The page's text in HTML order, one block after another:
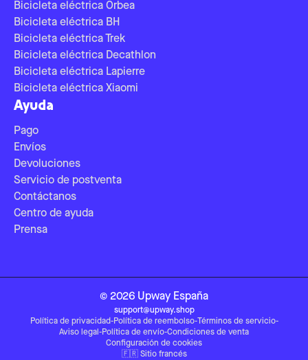
Bicicleta eléctrica Orbea
Bicicleta eléctrica BH
Bicicleta eléctrica Trek
Bicicleta eléctrica Decathlon
Bicicleta eléctrica Lapierre
Bicicleta eléctrica Xiaomi
Ayuda
Pago
Envíos
Devoluciones
Servicio de postventa
Contáctanos
Centro de ayuda
Prensa
© 2026 Upway España
support@upway.shop
Política de privacidad-Política de reembolso-Términos de servicio-
Aviso legal -Política de envío-Condiciones de venta
Configuración de cookies
🇫🇷 Sitio francés